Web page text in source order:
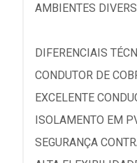
AMBIENTES
DIFERENCIAIS
CONDUTOR DE
EXCELENTE
ISOLAMENTO EM
SEGURANÇA